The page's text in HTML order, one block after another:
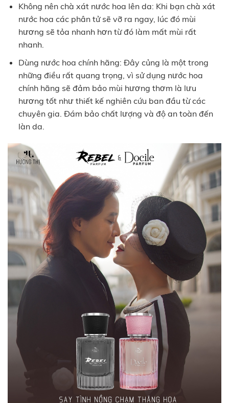
Không nên chà xát nước hoa lên da: Khi bạn chà xát
nước hoa các phân tử sẽ vỡ ra ngay, lúc đó mùi
hương sẽ tỏa nhanh hơn từ đó làm mất mùi rất
nhanh.
Dùng nước hoa chính hãng: Đây củng là một trong
những điều rất quang trọng, vì sử dụng nước hoa
chính hãng sẽ đảm bảo mùi hương thơm là lưu
hương tốt như thiết kế nghiên cứu ban đầu từ các
chuyên gia. Đám bảo chất lượng và độ an toàn đến
làn da.